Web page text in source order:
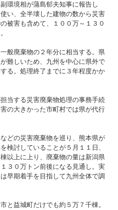
環境相が蒲島郁夫知事に報告し
い、全半壊した建物の数から災害
被害も含めて、１００万～１３０
般廃棄物の２年分に相当する。県
難しいため、九州を中心に県外で
る。処理終了までに３年程度かか
当する災害廃棄物処理の事務手続
の大きかった市町村では県が代行
どの災害廃棄物を巡り、熊本県が
検討していることが５月１１日、
以上に上り、廃棄物の量は新潟県
３０万トン前後になる見通し。実
早期着手を目指して九州全体で調
と益城町だけでも約５万７千棟。